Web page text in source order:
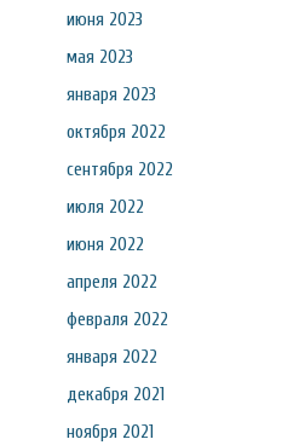
июня 2023
мая 2023
января 2023
октября 2022
сентября 2022
июля 2022
июня 2022
апреля 2022
февраля 2022
января 2022
декабря 2021
ноября 2021